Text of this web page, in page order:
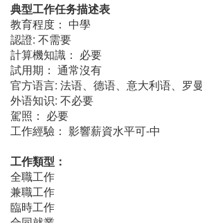
典型工作任务描述表
教育程度： 中學
認證: 不需要
計算機知識： 必要
試用期： 通常沒有
官方语言: 法语、德语、意大利语、罗
外语知识: 不必要
駕照： 必要
工作經驗： 影響薪資水平可-中
工作類型：
全職工作
兼職工作
臨時工作